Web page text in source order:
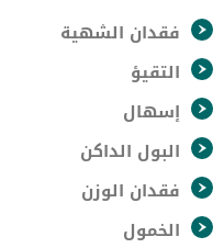
فقدان الشهية
التقيؤ
إسهال
البول الداكن
فقدان الوزن
الخمول